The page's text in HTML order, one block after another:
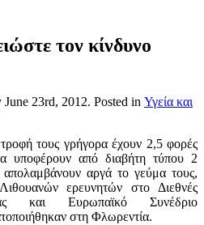
τον κίνδυνο
June 23rd, 2012. Posted in Υγεία και
τους γρήγορα έχουν 2,5 φορές
υποφέρουν από διαβήτη τύπου 2
απολαμβάνουν αργά το γεύμα τους,
ερευνητών στο Διεθνές
και Ευρωπαϊκό Συνέδριο
στη Φλωρεντία.